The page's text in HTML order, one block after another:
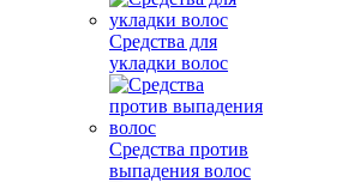
Средства для
укладки волос
Средства против
выпадения волос